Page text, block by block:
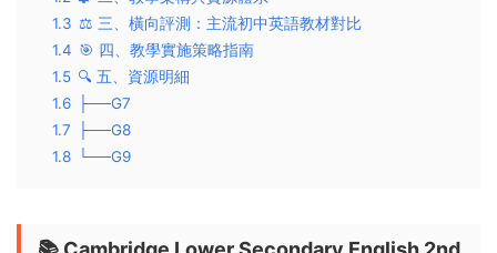
1.3 ⚖️ ​三、橫向評測：主流初中英語教材對比​
1.4 🎯 ​四、教學實施策略指南​
1.5 🔍 ​五、資源明細​
1.6
├──G7
1.7
├──G8
1.8
└──G9